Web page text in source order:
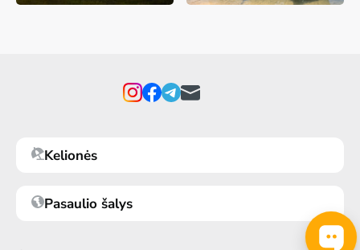
Kelionės
Pasaulio šalys